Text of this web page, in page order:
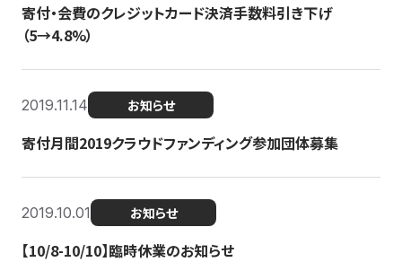
寄付・会費のクレジットカード決済手数料引き下げ
（5→4.8%）
2019.11.14 お知らせ
寄付月間2019クラウドファンディング参加団体募集
2019.10.01 お知らせ
【10/8-10/10】臨時休業のお知らせ